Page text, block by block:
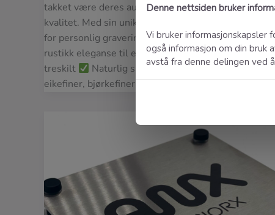
takket være deres autentiske utseende og varige
kvalitet. Med sin unike naturlige tekstur og mulighet
for personlig gravering, tilfører de en varm og
rustikk eleganse til ethvert miljø. Fordeler med
treskilt
Naturlig skjønnhet – hver tresort, som
eikefiner, bjørkefiner, bøk og kork, gir sitt unike preg